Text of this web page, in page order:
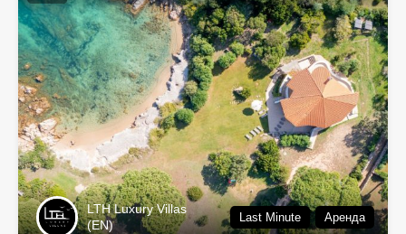
LTH Luxury Villas
(EN)
Last Minute Аренда